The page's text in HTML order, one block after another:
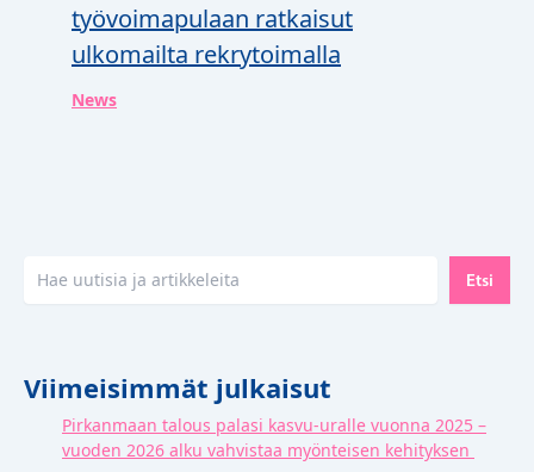
työvoimapulaan ratkaisut
ulkomailta rekrytoimalla
News
Etsi
Viimeisimmät julkaisut
Pirkanmaan talous palasi kasvu-uralle vuonna 2025 –
vuoden 2026 alku vahvistaa myönteisen kehityksen